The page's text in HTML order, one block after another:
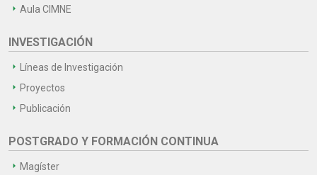
Aula CIMNE
INVESTIGACIÓN
Líneas de Investigación
Proyectos
Publicación
POSTGRADO Y FORMACIÓN CONTINUA
Magíster